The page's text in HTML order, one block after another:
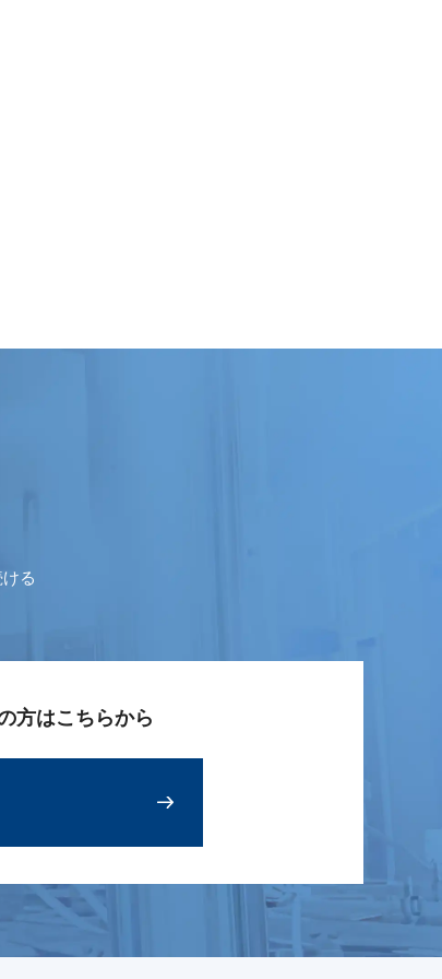
る
方はこちらから